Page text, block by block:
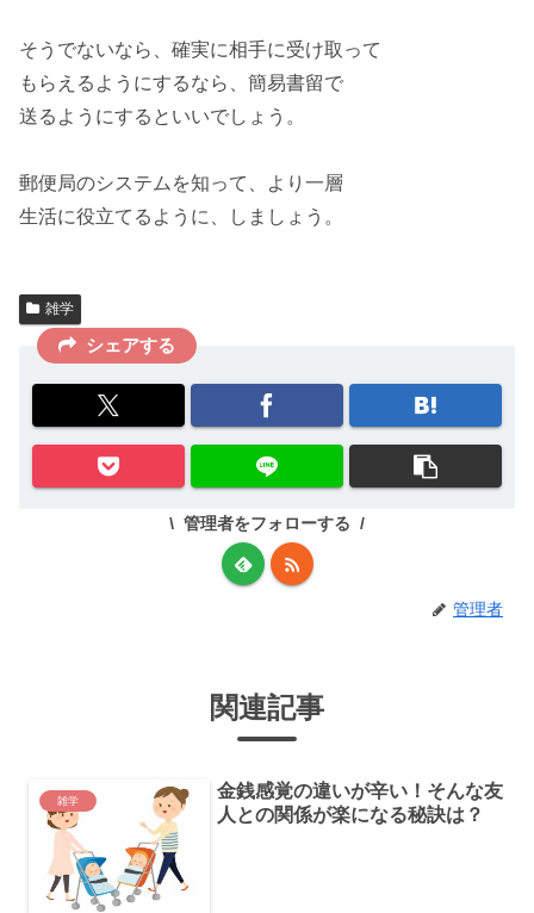
そうでないなら、 確実に相手に受け取って
もらえるようにするなら、 簡易書留で
送るようにするといいでしょう。
郵便局のシステム を知って、より一層
生活に役立てるように、しましょう。
雑学
シェアする
管理者をフォローする
管理者
関連記事
雑学
金銭感覚の違いが辛い！そんな友
人との関係が楽になる秘訣は？